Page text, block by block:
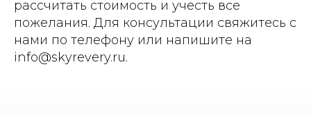
рассчитать стоимость и учесть все
пожелания. Для консультации свяжитесь с
нами по телефону или напишите на
info@skyrevery.ru.